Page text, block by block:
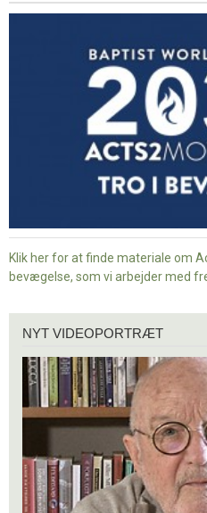
-
Klik her for at finde materiale om
bevægelse, som vi arbejder med
videoportræt
NYT VIDEOPORTRÆT